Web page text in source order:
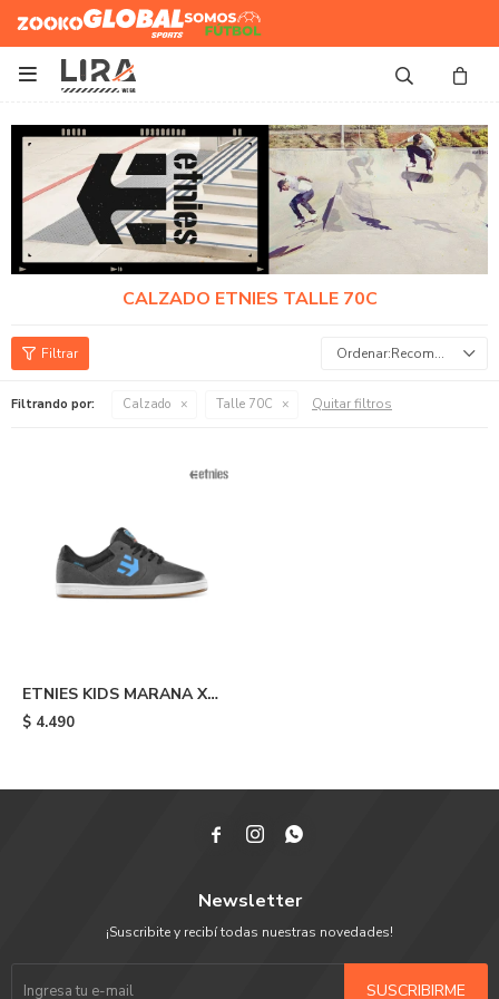
Zooko Global Sports
Somos
Futbol

CALZADO ETNIES TALLE 70C
Recomendados
Filtrando por: Calzado Talle 70C Quitar filtros
ETNIES KIDS MARANA X
SANTA CRUZ - Grey
$ 4.490
  
Newsletter
¡Suscribite y recibí todas nuestras novedades!
SUSCRIBIRME